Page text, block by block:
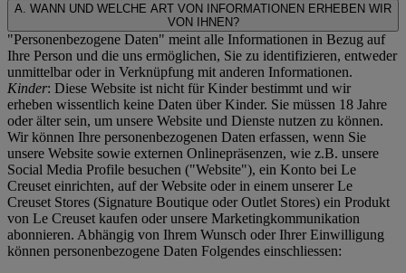
A. WANN UND WELCHE ART VON INFORMATIONEN ERHEBEN WIR
VON IHNEN?
"Personenbezogene Daten" meint alle Informationen in Bezug auf
Ihre Person und die uns ermöglichen, Sie zu identifizieren, entweder
unmittelbar oder in Verknüpfung mit anderen Informationen.
Kinder: Diese Website ist nicht für Kinder bestimmt und wir
erheben wissentlich keine Daten über Kinder. Sie müssen 18 Jahre
oder älter sein, um unsere Website und Dienste nutzen zu können.
Wir können Ihre personenbezogenen Daten erfassen, wenn Sie
unsere Website sowie externen Onlinepräsenzen, wie z.B. unsere
Social Media Profile besuchen ("Website"), ein Konto bei Le
Creuset einrichten, auf der Website oder in einem unserer Le
Creuset Stores (Signature Boutique oder Outlet Stores) ein Produkt
von Le Creuset kaufen oder unsere Marketingkommunikation
abonnieren. Abhängig von Ihrem Wunsch oder Ihrer Einwilligung
können personenbezogene Daten Folgendes einschliessen: